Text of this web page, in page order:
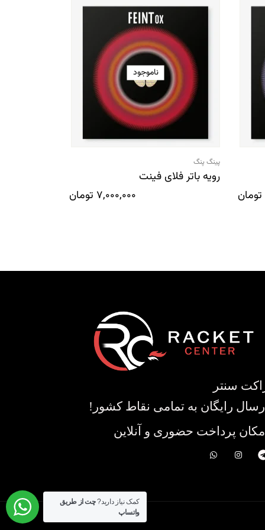
تومان
ناموجود
پینگ پنگ
رویه باتر فلای فینت
7,000,000 تومان
سنتر
ارسال رایگان به تمامی نقاط کشور!
امکان پرداخت حضوری و آنلاین
کمک نیاز دارید?چت از طریق
واتساپ